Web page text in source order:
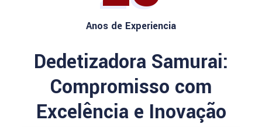
Anos de Experiencia
Dedetizadora Samurai:
Compromisso com
Excelência e Inovação